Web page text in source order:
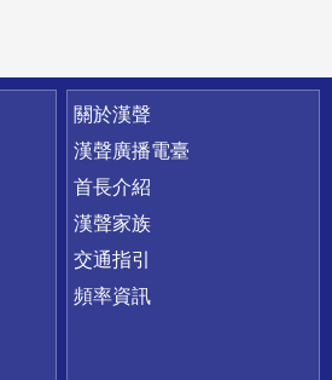
關於漢聲
漢聲廣播電臺
首長介紹
漢聲家族
交通指引
頻率資訊